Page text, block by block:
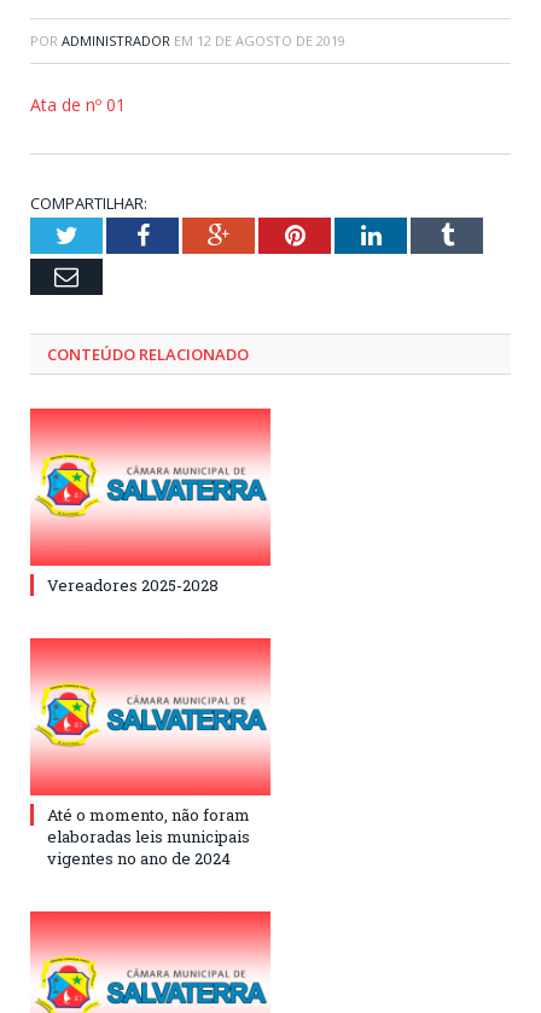
POR ADMINISTRADOR EM 12 DE AGOSTO DE 2019
Ata de nº 01
COMPARTILHAR:
TwitterFacebookGoogle+PinterestLinkedInTumblr
Email
CONTEÚDO RELACIONADO
Vereadores 2025-2028
Até o momento, não foram
elaboradas leis municipais
vigentes no ano de 2024